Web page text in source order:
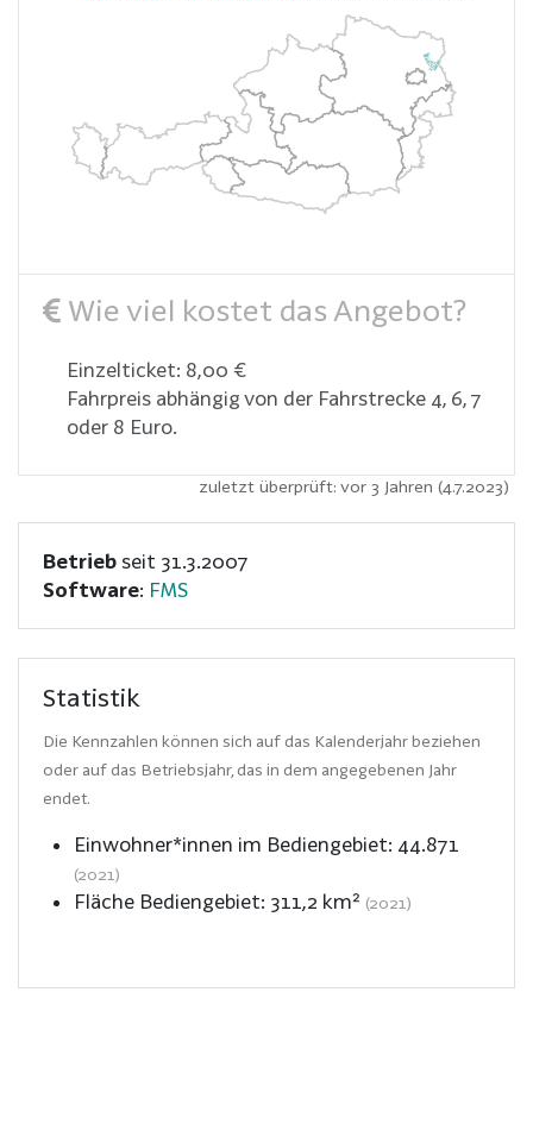
Wie viel kostet das Angebot?
Einzelticket: 8,00 €
Fahrpreis abhängig von der Fahrstrecke 4, 6, 7
oder 8 Euro.
zuletzt überprüft: vor 3 Jahren (4.7.2023)
Betrieb seit 31.3.2007
Software: FMS
Statistik
Die Kennzahlen können sich auf das Kalenderjahr beziehen
oder auf das Betriebsjahr, das in dem angegebenen Jahr
endet.
Einwohner*innen im Bediengebiet: 44.871
(2021)
Fläche Bediengebiet: 311,2 km² (2021)